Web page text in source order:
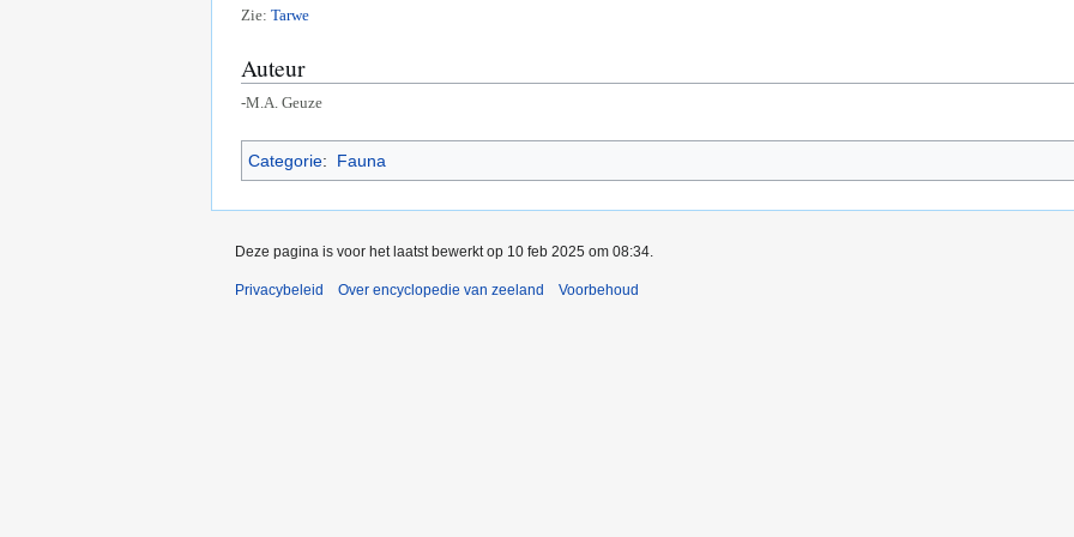
Zie: Tarwe
Auteur
-M.A. Geuze
Categorie: Fauna
Deze pagina is voor het laatst bewerkt op 10 feb 2025 om 08:34.
Privacybeleid Over encyclopedie van zeeland Voorbehoud